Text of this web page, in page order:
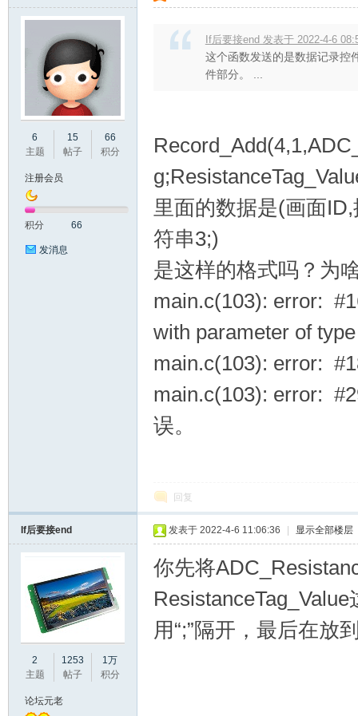
6
主题
15
帖子
66
积分
注册会员
积分 66
发消息
If后要接end 发表于 2022-4-6
这个函数发送的是数据记录控
件部分。 ...
里面的数据是(画面
符串3;)
是这样的格式吗？为
main.c(103): error:
with parameter of
main.c(103): error:
main.c(103): error:
误。
回复
If后要接end
2
主题
1253
帖子
1万
积分
论坛元老
发表于 2022-4-6 11:06:36 显示全部楼层
你先将
用“;”隔开，最后在放